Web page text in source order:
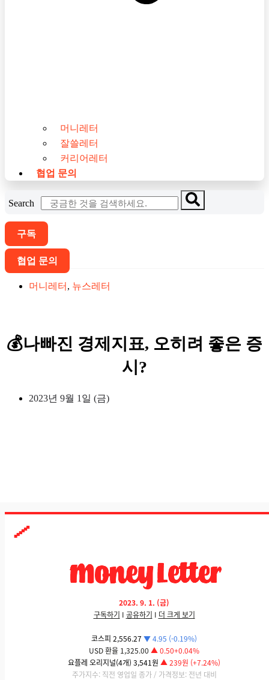
머니레터
잘쓸레터
커리어레터
협업 문의
Search
구독
협업 문의
머니레터 , 뉴스레터
💰나빠진 경제지표, 오히려 좋은 증
시?
2023년 9월 1일 (금)
2023. 9. 1. (금)
구독하기 I 공유하기 I 더 크게 보기
코스피 2,556.27 ▼ 4.95 (-0.19%)
USD환율 1,325.00 ▲ 0.50+0.04%
요플레 오리지널(4개) 3,541원 ▲ 239원 (+7.24%)
주가지수: 직전 영업일 종가 / 가격정보: 전년 대비